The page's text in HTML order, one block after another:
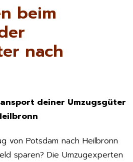
beim
nach
deiner Umzugsgüter
von Potsdam nach Heilbronn
sparen? Die Umzugexperten